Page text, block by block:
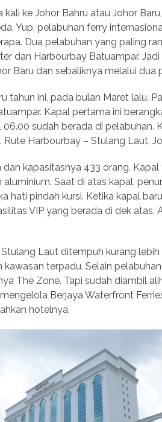
kali ke Johor Bahru atau Johor
Yup, pelabuhan ferry
Dua pelabuhan yang paling
dan Harbourbay Batuampar.
Baru dan sebaliknya melalui dua
tahun ini, pada bulan Maret lalu.
Kapal pertama ini
sudah berada di pelabuhan.
Harbourbay – Stulang Laut,
kapasitasnya 433 orang.
aluminium. Saat di atas kapal,
hati pindah kursi. Ketika kapal
VIP yang berada di dek atas.
Laut ditempuh kurang
terpadu. Selain
The Zone. Tapi sudah diambil
Berjaya Waterfront
hotelnya.